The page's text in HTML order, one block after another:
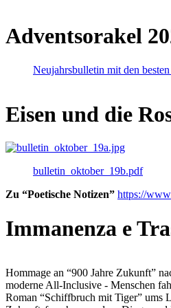
Adventsorakel
Neujahrsbulletin mit den
Eisen und die
bulletin_oktober_19b.pdf
Zu “Poetische Notizen” https://
Immanenza e
Hommage an “900 Jahre Zukunft”
moderne All-Inclusive - Menschen
Roman “Schiffbruch mit Tiger” ums